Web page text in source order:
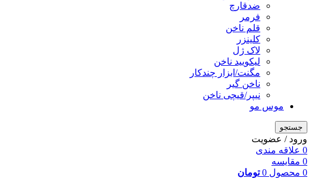
ضدقارچ
فرمر
قلم ناخن
کلینزر
لاک ژل
لیکوييد ناخن
مگنت/ابزار چندکار
ناخن گیر
نیپر/قیچی ناخن
موس مو
جستجو
ورود / عضویت
0 علاقه مندی
0 مقایسه
0 محصول 0 تومان